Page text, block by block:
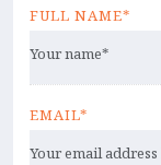
FULL NAME*
EMAIL*